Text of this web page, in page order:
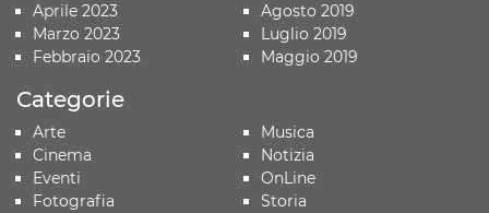
Aprile 2023
Marzo 2023
Febbraio 2023
Agosto 2019
Luglio 2019
Maggio 2019
Categorie
Arte
Cinema
Eventi
Fotografia
Musica
Notizia
OnLine
Storia